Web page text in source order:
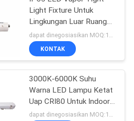
Light Fixture Untuk
Lingkungan Luar Ruangan
Dan Lembab
KONTAK
3000K-6000K Suhu
Warna LED Lampu Ketat
Uap CRI80 Untuk Indoor
Outdoor
dapat dinegosiasikan MOQ:100 pcs